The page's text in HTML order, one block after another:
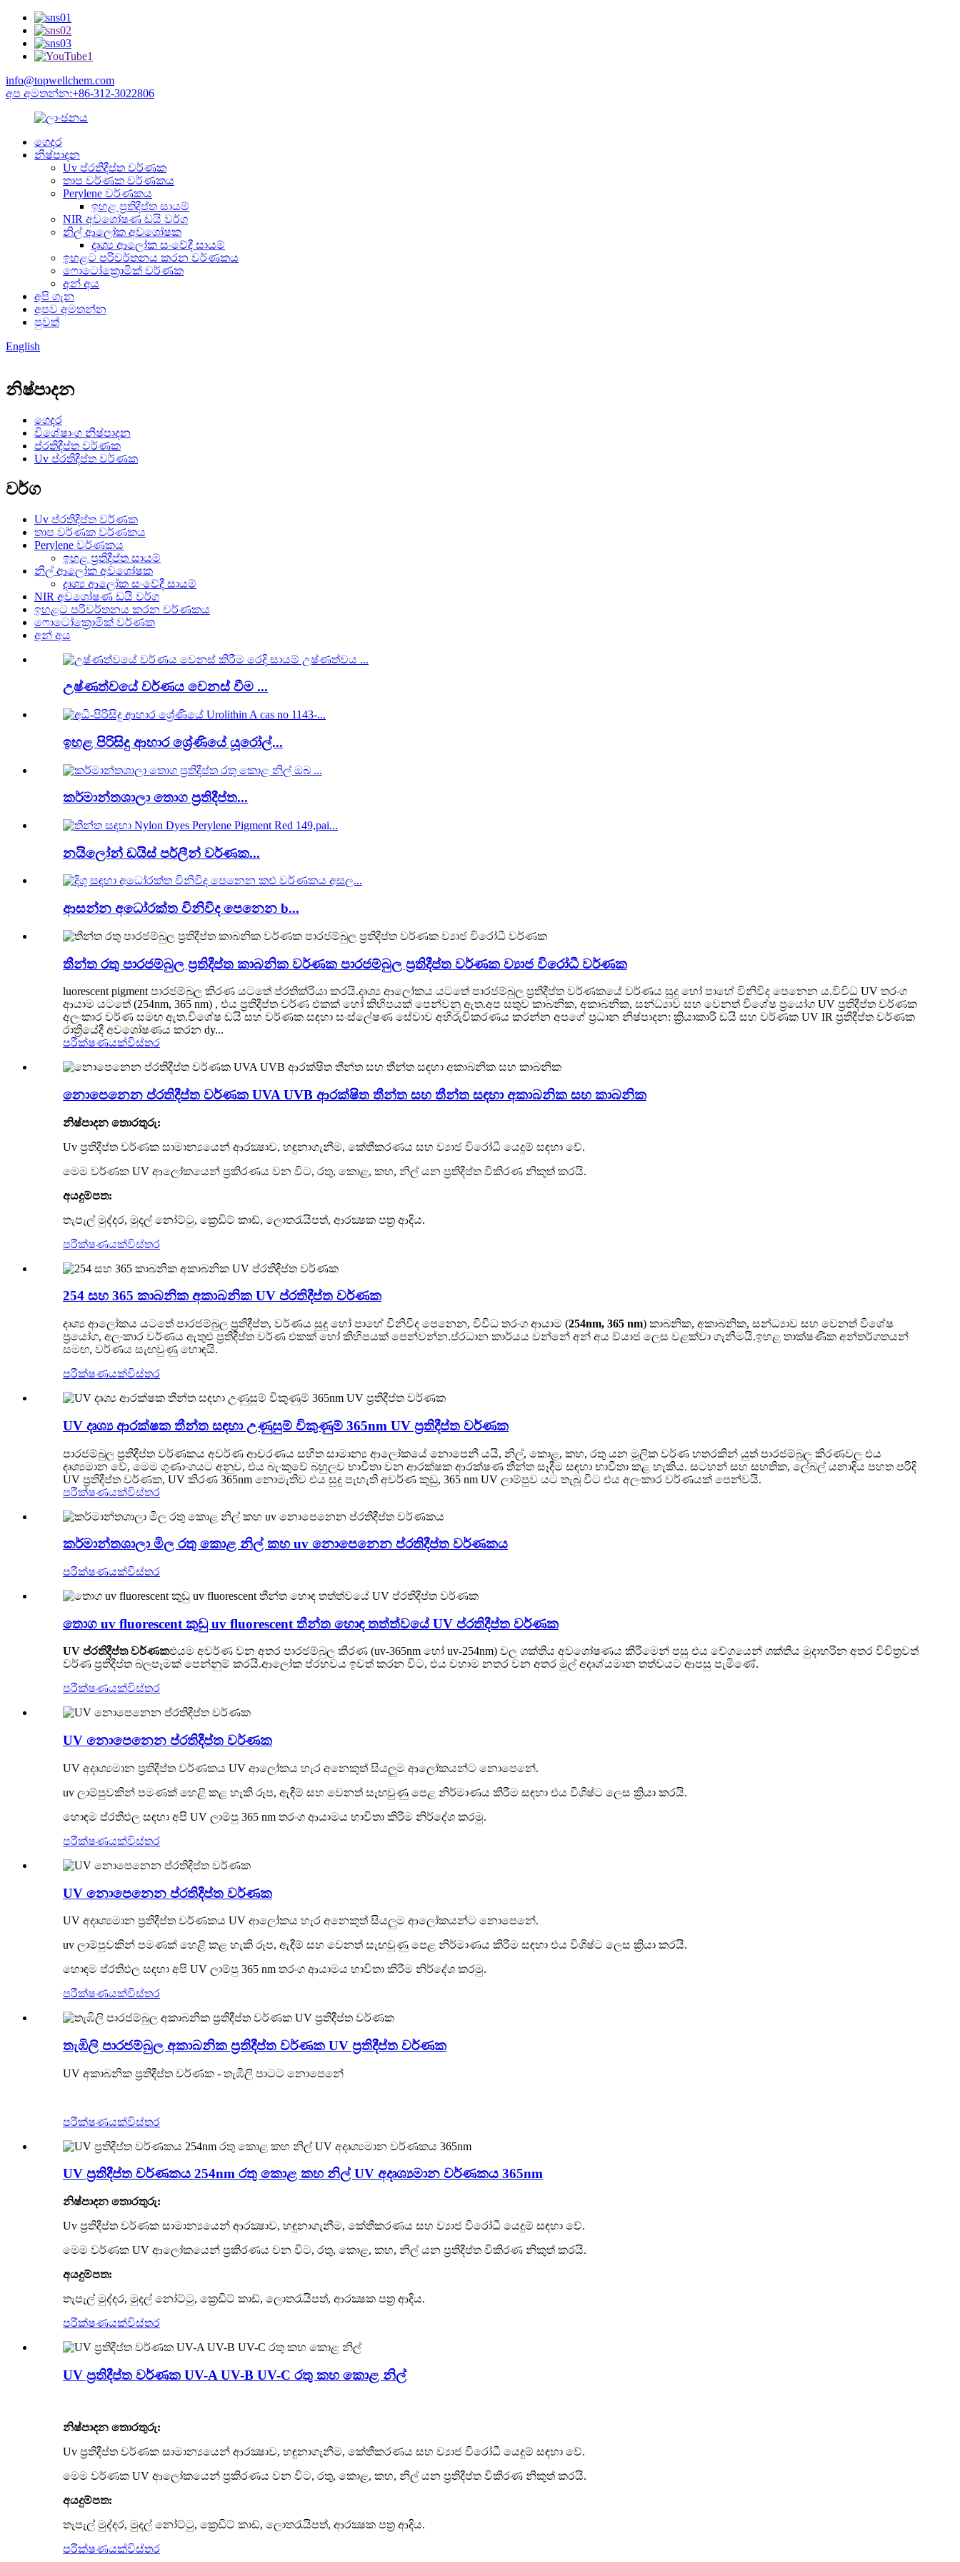
info@topwellchem.com
අප අමතන්න:+86-312-3022806
ගෙදර
නිෂ්පාදන
Uv ප්රතිදීප්ත වර්ණක
තාප වර්ණක වර්ණකය
Perylene වර්ණකය
ඉහළ ප්‍රතිදීප්ත සායම්
NIR අවශෝෂණ ඩයි වර්ග
නිල් ආලෝක අවශෝෂක
දෘශ්‍ය ආලෝක සංවේදී සායම්
ඉහළට පරිවර්තනය කරන වර්ණකය
ෆොටෝක්‍රොමික් වර්ණක
අන් අය
අපි ගැන
අපව අමතන්න
පුවත්
English
නිෂ්පාදන
ගෙදර
විශේෂාංග නිෂ්පාදන
ප්රතිදීප්ත වර්ණක
Uv ප්රතිදීප්ත වර්ණක
වර්ග
Uv ප්රතිදීප්ත වර්ණක
තාප වර්ණක වර්ණකය
Perylene වර්ණකය
ඉහළ ප්‍රතිදීප්ත සායම්
නිල් ආලෝක අවශෝෂක
දෘශ්‍ය ආලෝක සංවේදී සායම්
NIR අවශෝෂණ ඩයි වර්ග
ඉහළට පරිවර්තනය කරන වර්ණකය
ෆොටෝක්‍රොමික් වර්ණක
අන් අය
උෂ්ණත්වයේ වර්ණය වෙනස් වීම ...
ඉහළ පිරිසිදු ආහාර ශ්‍රේණියේ යූරෝල්...
කර්මාන්තශාලා තොග ප්‍රතිදීප්ත...
නයිලෝන් ඩයිස් පර්ලීන් වර්ණක...
ආසන්න අධෝරක්ත විනිවිද පෙනෙන b...
තීන්ත රතු පාරජම්බුල ප්‍රතිදීප්ත කාබනික වර්ණක පාරජම්බුල ප්‍රතිදීප්ත වර්ණක ව්‍යාජ විරෝධී වර්ණක
luorescent pigment පාරජම්බුල කිරණ යටතේ ප්රතික්රියා කරයි.දෘශ්‍ය ආලෝකය යටතේ පාරජම්බුල ප්‍රතිදීප්ත වර්ණකයේ වර්ණය සුදු හෝ පාහේ විනිවිද පෙනෙන ය.විවිධ UV තරංග
ආයාම යටතේ (254nm, 365 nm) , එය ප්‍රතිදීප්ත වර්ණ එකක් හෝ කිහිපයක් පෙන්වනු ඇත.අප සතුව කාබනික, අකාබනික, සන්ධ්‍යාව සහ වෙනත් විශේෂ ප්‍රයෝග UV ප්‍රතිදීප්ත වර්ණක
අලංකාර වර්ණ සමඟ ඇත.විශේෂ ඩයි සහ වර්ණක සඳහා සංස්ලේෂණ සේවාව අභිරුචිකරණය කරන්න අපගේ ප්‍රධාන නිෂ්පාදන: ක්‍රියාකාරී ඩයි සහ වර්ණක UV IR ප්‍රතිදීප්ත වර්ණක
රාත්‍රියේදී අවශෝෂණය කරන dy...
පරීක්ෂණයක්විස්තර
නොපෙනෙන ප්රතිදීප්ත වර්ණක UVA UVB ආරක්ෂිත තීන්ත සහ තීන්ත සඳහා අකාබනික සහ කාබනික
නිෂ්පාදන තොරතුරු:
Uv ප්‍රතිදීප්ත වර්ණක සාමාන්‍යයෙන් ආරක්‍ෂාව, හඳුනාගැනීම, කේතීකරණය සහ ව්‍යාජ විරෝධී යෙදුම් සඳහා වේ.
මෙම වර්ණක UV ආලෝකයෙන් ප්‍රකිරණය වන විට, රතු, කොළ, කහ, නිල් යන ප්‍රතිදීප්ත විකිරණ නිකුත් කරයි.
අයදුම්පත:
තැපැල් මුද්දර, මුදල් නෝට්ටු, ක්‍රෙඩිට් කාඩ්, ලොතරැයිපත්, ආරක්‍ෂක පත්‍ර ආදිය.
පරීක්ෂණයක්විස්තර
254 සහ 365 කාබනික අකාබනික UV ප්රතිදීප්ත වර්ණක
දෘශ්‍ය ආලෝකය යටතේ පාරජම්බුල ප්‍රතිදීප්ත, වර්ණය සුදු හෝ පාහේ විනිවිද පෙනෙන, විවිධ තරංග ආයාම (254nm, 365 nm) කාබනික, අකාබනික, සන්ධ්‍යාව සහ වෙනත් විශේෂ
ප්‍රයෝග, අලංකාර වර්ණය ඇතුළු ප්‍රතිදීප්ත වර්ණ එකක් හෝ කිහිපයක් පෙන්වන්න.ප්රධාන කාර්යය වන්නේ අන් අය ව්යාජ ලෙස වළක්වා ගැනීමයි.ඉහළ තාක්ෂණික අන්තර්ගතයන්
සමඟ, වර්ණය සැඟවුණු හොඳයි.
පරීක්ෂණයක්විස්තර
UV දෘශ්‍ය ආරක්ෂක තීන්ත සඳහා උණුසුම් විකුණුම් 365nm UV ප්‍රතිදීප්ත වර්ණක
පාරජම්බුල ප්‍රතිදීප්ත වර්ණකය අවර්ණ ආචරණය සහිත සාමාන්‍ය ආලෝකයේ නොපෙනී යයි, නිල්, කොළ, කහ, රතු යන මූලික වර්ණ හතරකින් යුත් පාරජම්බුල කිරණවල එය
දෘශ්‍යමාන වේ, මෙම ගුණාංගයට අනුව, එය බැංකුවේ බහුලව භාවිතා වන ආරක්ෂක ආරක්ෂණ තීන්ත සෑදීම සඳහා භාවිතා කළ හැකිය. සටහන් සහ සහතික, ලේබල් යනාදිය පහත පරිදි
UV ප්‍රතිදීප්ත වර්ණක, UV කිරණ 365nm නොමැතිව එය සුදු පැහැති අවර්ණ කුඩු, 365 nm UV ලාම්පුව යට තැබූ විට එය අලංකාර වර්ණයක් පෙන්වයි.
පරීක්ෂණයක්විස්තර
කර්මාන්තශාලා මිල රතු කොළ නිල් කහ uv නොපෙනෙන ප්රතිදීප්ත වර්ණකය
පරීක්ෂණයක්විස්තර
තොග uv fluorescent කුඩු uv fluorescent තීන්ත හොඳ තත්ත්වයේ UV ප්රතිදීප්ත වර්ණක
UV ප්රතිදීප්ත වර්ණකඑයම අවර්ණ වන අතර පාරජම්බුල කිරණ (uv-365nm හෝ uv-254nm) වල ශක්තිය අවශෝෂණය කිරීමෙන් පසු එය වේගයෙන් ශක්තිය මුදාහරින අතර විචිත්‍රවත්
වර්ණ ප්‍රතිදීප්ත බලපෑමක් පෙන්නුම් කරයි.ආලෝක ප්රභවය ඉවත් කරන විට, එය වහාම නතර වන අතර මුල් අදෘශ්යමාන තත්වයට ආපසු පැමිණේ.
පරීක්ෂණයක්විස්තර
UV නොපෙනෙන ප්රතිදීප්ත වර්ණක
UV අදෘශ්‍යමාන ප්‍රතිදීප්ත වර්ණකය UV ආලෝකය හැර අනෙකුත් සියලුම ආලෝකයන්ට නොපෙනේ.
uv ලාම්පුවකින් පමණක් හෙළි කළ හැකි රූප, ඇඳීම් සහ වෙනත් සැඟවුණු පෙළ නිර්මාණය කිරීම සඳහා එය විශිෂ්ට ලෙස ක්‍රියා කරයි.
හොඳම ප්රතිඵල සඳහා අපි UV ලාම්පු 365 nm තරංග ආයාමය භාවිතා කිරීම නිර්දේශ කරමු.
පරීක්ෂණයක්විස්තර
UV නොපෙනෙන ප්රතිදීප්ත වර්ණක
UV අදෘශ්‍යමාන ප්‍රතිදීප්ත වර්ණකය UV ආලෝකය හැර අනෙකුත් සියලුම ආලෝකයන්ට නොපෙනේ.
uv ලාම්පුවකින් පමණක් හෙළි කළ හැකි රූප, ඇඳීම් සහ වෙනත් සැඟවුණු පෙළ නිර්මාණය කිරීම සඳහා එය විශිෂ්ට ලෙස ක්‍රියා කරයි.
හොඳම ප්රතිඵල සඳහා අපි UV ලාම්පු 365 nm තරංග ආයාමය භාවිතා කිරීම නිර්දේශ කරමු.
පරීක්ෂණයක්විස්තර
තැඹිලි පාරජම්බුල අකාබනික ප්‍රතිදීප්ත වර්ණක UV ප්‍රතිදීප්ත වර්ණක
UV අකාබනික ප්‍රතිදීප්ත වර්ණක - තැඹිලි පාටට නොපෙනේ
පරීක්ෂණයක්විස්තර
UV ප්‍රතිදීප්ත වර්ණකය 254nm රතු කොළ කහ නිල් UV අදෘශ්‍යමාන වර්ණකය 365nm
නිෂ්පාදන තොරතුරු:
Uv ප්‍රතිදීප්ත වර්ණක සාමාන්‍යයෙන් ආරක්‍ෂාව, හඳුනාගැනීම, කේතීකරණය සහ ව්‍යාජ විරෝධී යෙදුම් සඳහා වේ.
මෙම වර්ණක UV ආලෝකයෙන් ප්‍රකිරණය වන විට, රතු, කොළ, කහ, නිල් යන ප්‍රතිදීප්ත විකිරණ නිකුත් කරයි.
අයදුම්පත:
තැපැල් මුද්දර, මුදල් නෝට්ටු, ක්‍රෙඩිට් කාඩ්, ලොතරැයිපත්, ආරක්‍ෂක පත්‍ර ආදිය.
පරීක්ෂණයක්විස්තර
UV ප්‍රතිදීප්ත වර්ණක UV-A UV-B UV-C රතු කහ කොළ නිල්
නිෂ්පාදන තොරතුරු:
Uv ප්‍රතිදීප්ත වර්ණක සාමාන්‍යයෙන් ආරක්‍ෂාව, හඳුනාගැනීම, කේතීකරණය සහ ව්‍යාජ විරෝධී යෙදුම් සඳහා වේ.
මෙම වර්ණක UV ආලෝකයෙන් ප්‍රකිරණය වන විට, රතු, කොළ, කහ, නිල් යන ප්‍රතිදීප්ත විකිරණ නිකුත් කරයි.
අයදුම්පත:
තැපැල් මුද්දර, මුදල් නෝට්ටු, ක්‍රෙඩිට් කාඩ්, ලොතරැයිපත්, ආරක්‍ෂක පත්‍ර ආදිය.
පරීක්ෂණයක්විස්තර